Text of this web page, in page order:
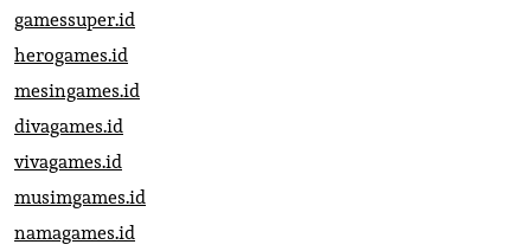
gamessuper.id
herogames.id
mesingames.id
divagames.id
vivagames.id
musimgames.id
namagames.id